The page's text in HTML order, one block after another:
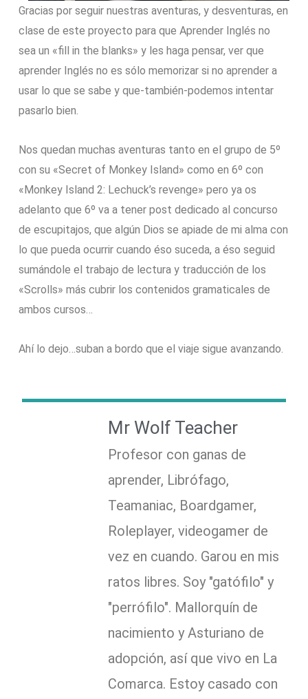
Gracias por seguir nuestras aventuras, y desventuras, en
clase de este proyecto para que Aprender Inglés no
sea un «fill in the blanks» y les haga pensar, ver que
aprender Inglés no es sólo memorizar si no aprender a
usar lo que se sabe y que-también-podemos intentar
pasarlo bien.
Nos quedan muchas aventuras tanto en el grupo de 5º
con su «Secret of Monkey Island» como en 6º con
«Monkey Island 2: Lechuck’s revenge» pero ya os
adelanto que 6º va a tener post dedicado al concurso
de escupitajos, que algún Dios se apiade de mi alma con
lo que pueda ocurrir cuando éso suceda, a éso seguid
sumándole el trabajo de lectura y traducción de los
«Scrolls» más cubrir los contenidos gramaticales de
ambos cursos…
Ahí lo dejo…suban a bordo que el viaje sigue avanzando.
Mr Wolf Teacher
Profesor con ganas de
aprender, Librófago,
Teamaniac, Boardgamer,
Roleplayer, videogamer de
vez en cuando. Garou en mis
ratos libres. Soy "gatófilo" y
"perrófilo". Mallorquín de
nacimiento y Asturiano de
adopción, así que vivo en La
Comarca. Estoy casado con